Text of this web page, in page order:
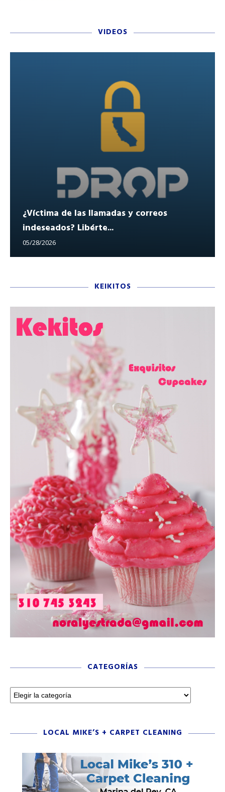
VIDEOS
¿Víctima de las llamadas y correos
indeseados? Libérte...
05/28/2026
KEIKITOS
CATEGORÍAS
LOCAL MIKE’S + CARPET CLEANING